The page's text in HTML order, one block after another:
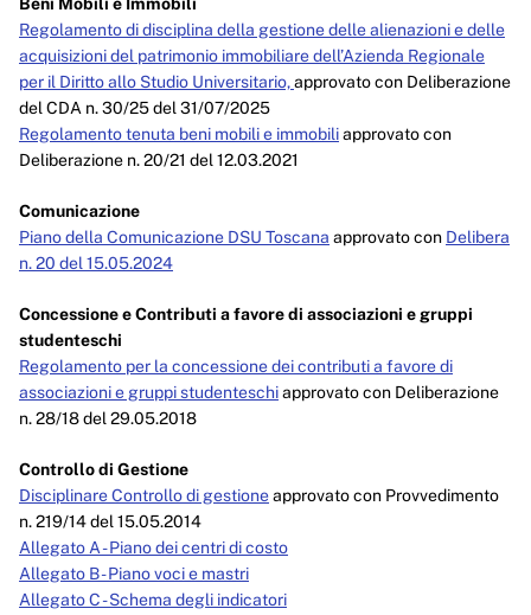
Beni Mobili e Immobili
Regolamento di disciplina della gestione delle alienazioni e delle
acquisizioni del patrimonio immobiliare dell’Azienda Regionale
per il Diritto allo Studio Universitario,approvato con Deliberazione
del CDA n. 30/25 del 31/07/2025
Regolamento tenuta beni mobili e immobiliapprovato con
Deliberazione n. 20/21 del 12.03.2021
Comunicazione
Piano della Comunicazione DSU Toscana approvato con Delibera
n. 20 del 15.05.2024
Concessione e Contributi a favore di associazioni e gruppi
studenteschi
Regolamento per la concessione dei contributi a favore di
associazioni e gruppi studenteschiapprovato con Deliberazione
n. 28/18 del 29.05.2018
Controllo di Gestione
Disciplinare Controllo di gestioneapprovato con Provvedimento
n. 219/14 del 15.05.2014
Allegato A - Piano dei centri di costo
Allegato B - Piano voci e mastri
Allegato C - Schema degli indicatori